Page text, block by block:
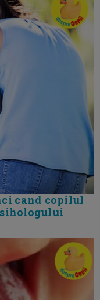
cand copilul